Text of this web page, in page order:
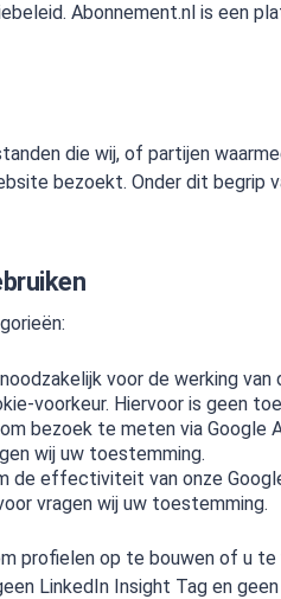
Abonnement.nl is een
die wij, of partijen
bezoekt. Onder dit begrip
voor de werking
voorkeur. Hiervoor is geen
bezoek te meten via Google
wij uw toestemming.
de effectiviteit van onze
vragen wij uw toestemming.
profielen op te bouwen of u
LinkedIn Insight Tag en